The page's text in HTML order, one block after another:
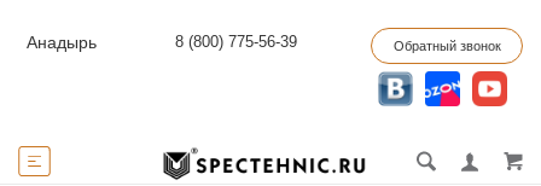
Анадырь 8 (800) 775-56-39 Обратный звонок